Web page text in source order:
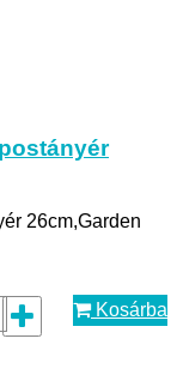
26cm,Garden
Kosárba